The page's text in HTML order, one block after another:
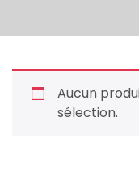
Aucun
sélection.